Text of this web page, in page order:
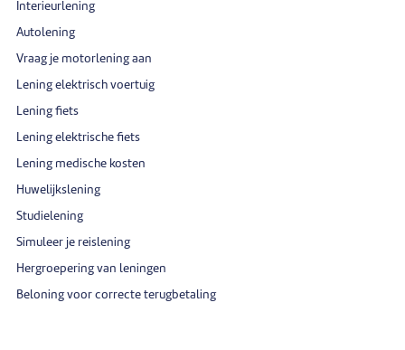
Interieurlening
Autolening
Vraag je motorlening aan
Lening elektrisch voertuig
Lening fiets
Lening elektrische fiets
Lening medische kosten
Huwelijkslening
Studielening
Simuleer je reislening
Hergroepering van leningen
Beloning voor correcte terugbetaling